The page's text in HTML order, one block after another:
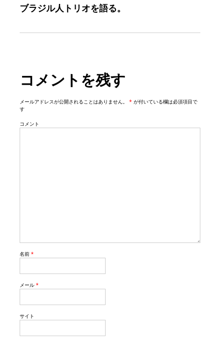
v
n
ブラジル人トリオを語る。
コメントを残す
メールアドレスが公開されることはありません。 * が付いている欄は必須項目で
す
コメント
名前 *
メール *
サイト